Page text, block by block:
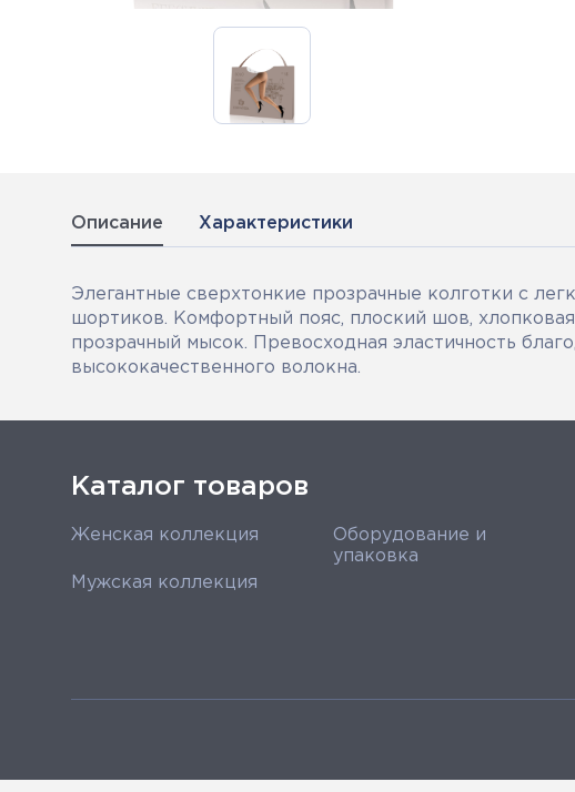
Описание Характеристики
Элегантные сверхтонкие прозрачные колготки с
шортиков. Комфортный пояс, плоский шов,
прозрачный мысок. Превосходная эластичность
высококачественного волокна.
Каталог товаров
Женская коллекция
Мужская коллекция
Оборудование и
упаковка